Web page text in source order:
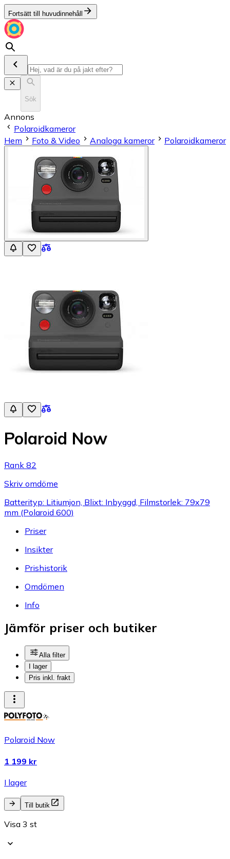
Fortsätt till huvudinnehåll
Sök
Annons
Polaroidkameror
Hem
Foto & Video Analoga kameror Polaroidkameror
Polaroid Now
Rank 82
Skriv omdöme
Batterityp: Litiumjon, Blixt: Inbyggd, Filmstorlek: 79x79
mm (Polaroid 600)
Priser
Insikter
Prishistorik
Omdömen
Info
Jämför priser och butiker
Alla filter
I lager
Pris inkl. frakt
Polaroid Now
1 199 kr
I lager
Till butik
Visa 3 st